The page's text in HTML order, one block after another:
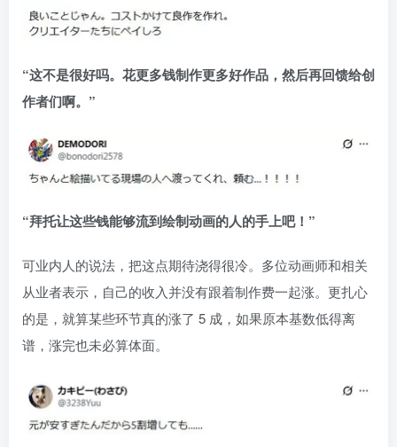
“这不是很好吗。花更多钱制作更多好作品，然后再回馈给创
作者们啊。”
“拜托让这些钱能够流到绘制动画的人的手上吧！”
可业内人的说法，把这点期待浇得很冷。多位动画师和相关
从业者表示，自己的收入并没有跟着制作费一起涨。更扎心
的是，就算某些环节真的涨了 5 成，如果原本基数低得离
谱，涨完也未必算体面。